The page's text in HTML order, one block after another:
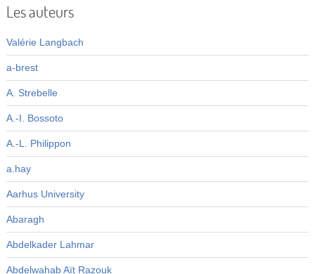
Les auteurs
Valérie Langbach
a-brest
A. Strebelle
A.-I. Bossoto
A.-L. Philippon
a.hay
Aarhus University
Abaragh
Abdelkader Lahmar
Abdelwahab Aït Razouk